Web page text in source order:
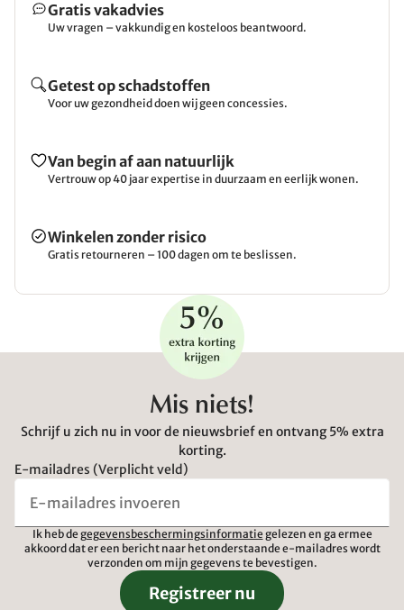
Gratis vakadvies
Uw vragen – vakkundig en kosteloos beantwoord.
Getest op schadstoffen
Voor uw gezondheid doen wij geen concessies.
Van begin af aan natuurlijk
Vertrouw op 40 jaar expertise in duurzaam en eerlijk wonen.
Winkelen zonder risico
Gratis retourneren – 100 dagen om te beslissen.
Mis niets!
Schrijf u zich nu in voor de nieuwsbrief en ontvang 5% extra
korting.
E-mailadres (Verplicht veld)
Ik heb de gegevensbeschermingsinformatie gelezen en ga ermee
akkoord dat er een bericht naar het onderstaande e-mailadres wordt
verzonden om mijn gegevens te bevestigen.
Registreer nu